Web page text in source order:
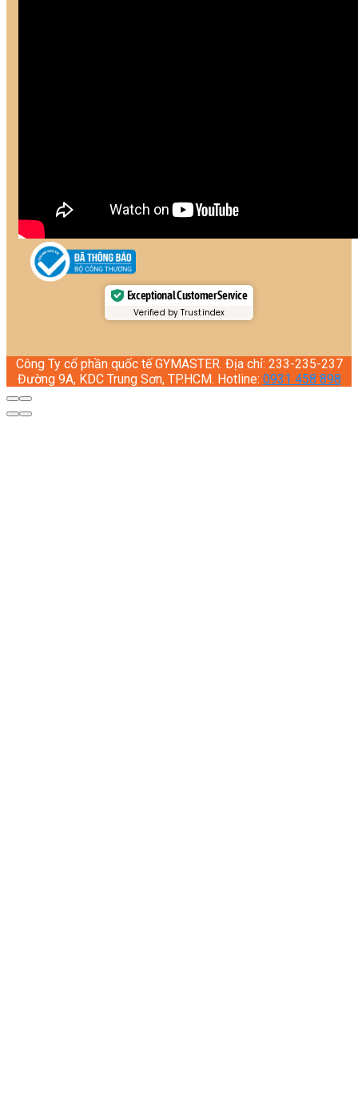
Exceptional Customer Service
Verified by Trustindex
Công Ty cổ phần quốc tế GYMASTER. Địa chỉ: 233-235-237
Đường 9A, KDC Trung Sơn, TP.HCM. Hotline: 0931 458 898